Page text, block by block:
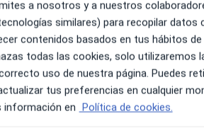
Escoger plan
de IA que toma notas médicas por ti
a nosotros y a nuestros
similares) para recopilar datos
contenidos basados en tus hábitos de
todas las cookies, solo utilizaremos
uso de nuestra página. Puedes
tus preferencias en cualquier
información en Política de cookies.